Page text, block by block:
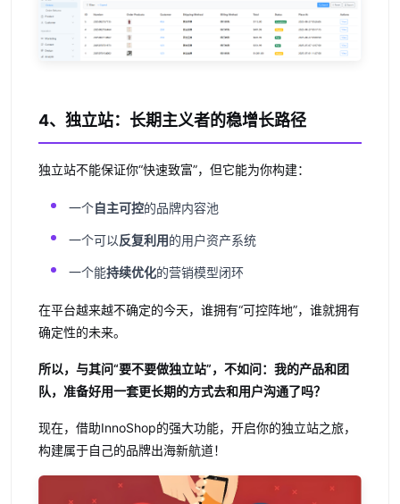
4、独立站：长期主义者的稳增长路径
独立站不能保证你“快速致富”，但它能为你构建：
一个自主可控的品牌内容池
一个可以反复利用的用户资产系统
一个能持续优化的营销模型闭环
在平台越来越不确定的今天，谁拥有“可控阵地”，谁就拥有
确定性的未来。
所以，与其问“要不要做独立站”，不如问：我的产品和团
队，准备好用一套更长期的方式去和用户沟通了吗？
现在，借助InnoShop的强大功能，开启你的独立站之旅，
构建属于自己的品牌出海新航道！